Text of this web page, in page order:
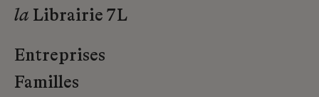
la Librairie 7L
Entreprises
Familles